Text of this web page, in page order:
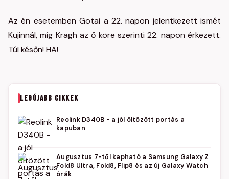
Az én esetemben Gotai a 22. napon jelentkezett ismét
Kujinnál, míg Kragh az ő köre szerinti 22. napon érkezett.
Túl későn! HA!
LEGÚJABB CIKKEK
Reolink D340B - a jól öltözött portás a
kapuban
Augusztus 7-től kapható a Samsung Galaxy Z
Fold8 Ultra, Fold8, Flip8 és az új Galaxy Watch
órák